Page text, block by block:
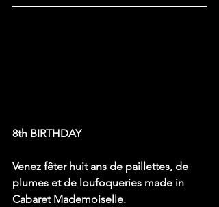
8th BIRTHDAY
Venez fêter huit ans de paillettes, de
plumes et de loufoqueries made in
Cabaret Mademoiselle.